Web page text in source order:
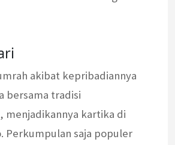
akibat kepribadiannya
bersama tradisi
menjadikannya kartika di
Perkumpulan saja populer